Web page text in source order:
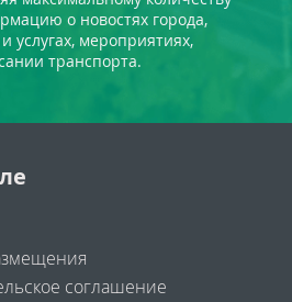
о новостях города,
услугах, мероприятиях,
транспорта.
соглашение